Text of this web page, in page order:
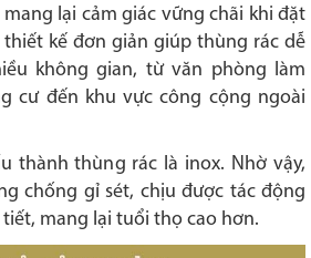
lại cảm giác vững chãi khi đặt
thiết kế đơn giản giúp thùng rác dễ
không gian, từ văn phòng làm
cư đến khu vực công cộng ngoài
thành thùng rác là inox. Nhờ vậy,
chống gỉ sét, chịu được tác động
mang lại tuổi thọ cao hơn.